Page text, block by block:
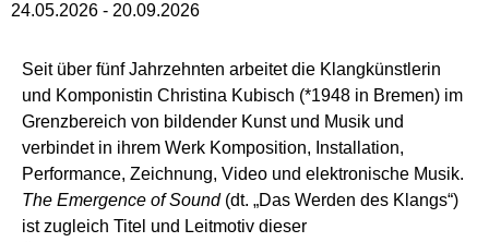
24.05.2026 - 20.09.2026
Seit über fünf Jahrzehnten arbeitet die Klangkünstlerin
und Komponistin Christina Kubisch (*1948 in Bremen) im
Grenzbereich von bildender Kunst und Musik und
verbindet in ihrem Werk Komposition, Installation,
Performance, Zeichnung, Video und elektronische Musik.
The Emergence of Sound(dt. „Das Werden des Klangs“)
ist zugleich Titel und Leitmotiv dieser